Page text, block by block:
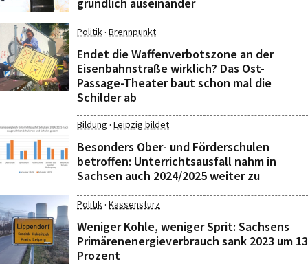
Politik· Brennpunkt
Endet die Waffenverbotszone an der
Eisenbahnstraße wirklich? Das Ost-
Passage-Theater baut schon mal die
Schilder ab
Bildung · Leipzig bildet
Besonders Ober- und Förderschulen
betroffen: Unterrichtsausfall nahm in
Sachsen auch 2024/2025 weiter zu
Politik· Kassensturz
Weniger Kohle, weniger Sprit: Sachsens
Primärenenergieverbrauch sank 2023 um 13
Prozent